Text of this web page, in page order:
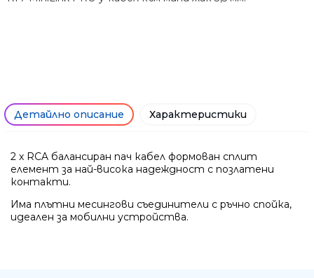
Детайлно описание Характеристики
2 x RCA балансиран пач кабел формован сплит
елемент за най-висока надеждност с позлатени
контакти.
Има плътни месингови съединители с ръчно спойка,
идеален за мобилни устройства.